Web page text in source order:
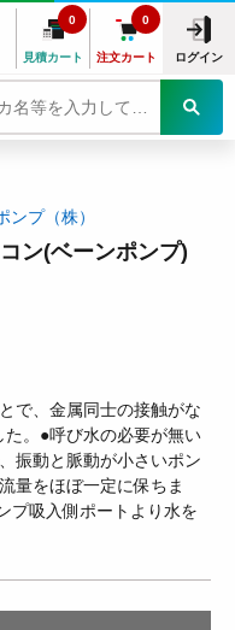
見積カート
0
注文カート
0
ログイン
ンプ（株）
ン(ベーンポンプ)
で、金属同士の接触がな
た。●呼び水の必要が無い
振動と脈動が小さいポン
量をほぼ一定に保ちま
プ吸入側ポートより水を